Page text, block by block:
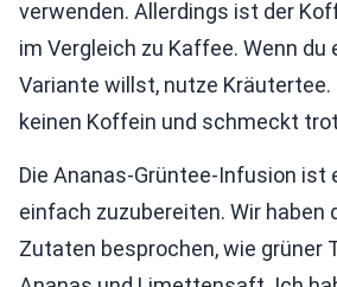
verwenden. Allerdings ist der
im Vergleich zu Kaffee. Wenn
Variante willst, nutze
keinen Koffein und schmeckt
Die Ananas-Grüntee-Infusion ist
einfach zuzubereiten. Wir haben
Zutaten besprochen, wie grüner